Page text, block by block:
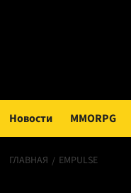
Новости MMORPG
ГЛАВНАЯ EMPULSE